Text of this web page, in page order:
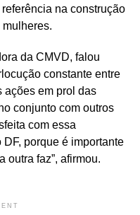
na construção
da CMVD, falou
constante entre
ações em prol das
conjunto com outros
com essa
porque é importante
outra faz”, afirmou.